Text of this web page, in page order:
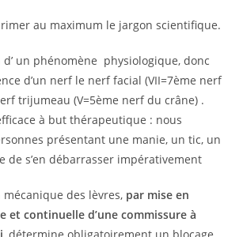
au maximum le jargon scientifique.
d’ un phénomène physiologique, donc
d’un nerf le nerf facial (VII=7ème nerf
trijumeau (V=5ème nerf du crâne) .
à but thérapeutique : nous
présentant une manie, un tic, un
de s’en débarrasser impérativement
mécanique des lèvres, par mise en
et continuelle d’une commissure à